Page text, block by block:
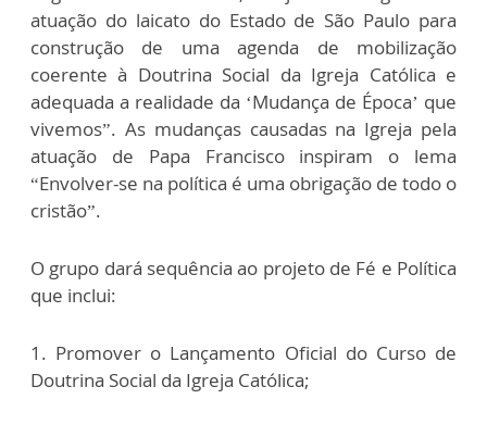
atuação do laicato do Estado de São Paulo para
construção de uma agenda de mobilização
coerente à Doutrina Social da Igreja Católica e
adequada a realidade da ‘Mudança de Época’ que
vivemos”. As mudanças causadas na Igreja pela
atuação de Papa Francisco inspiram o lema
“Envolver-se na política é uma obrigação de todo o
cristão”.
O grupo dará sequência ao projeto de Fé e Política
que inclui:
1. Promover o Lançamento Oficial do Curso de
Doutrina Social da Igreja Católica;